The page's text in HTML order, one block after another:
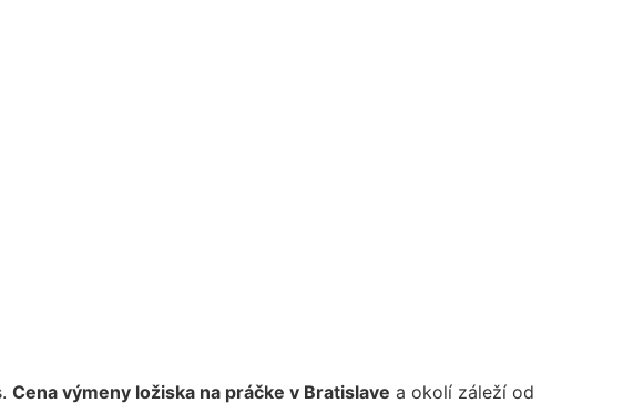
Cena výmeny ložiska na práčke v Bratislave a okolí záleží od